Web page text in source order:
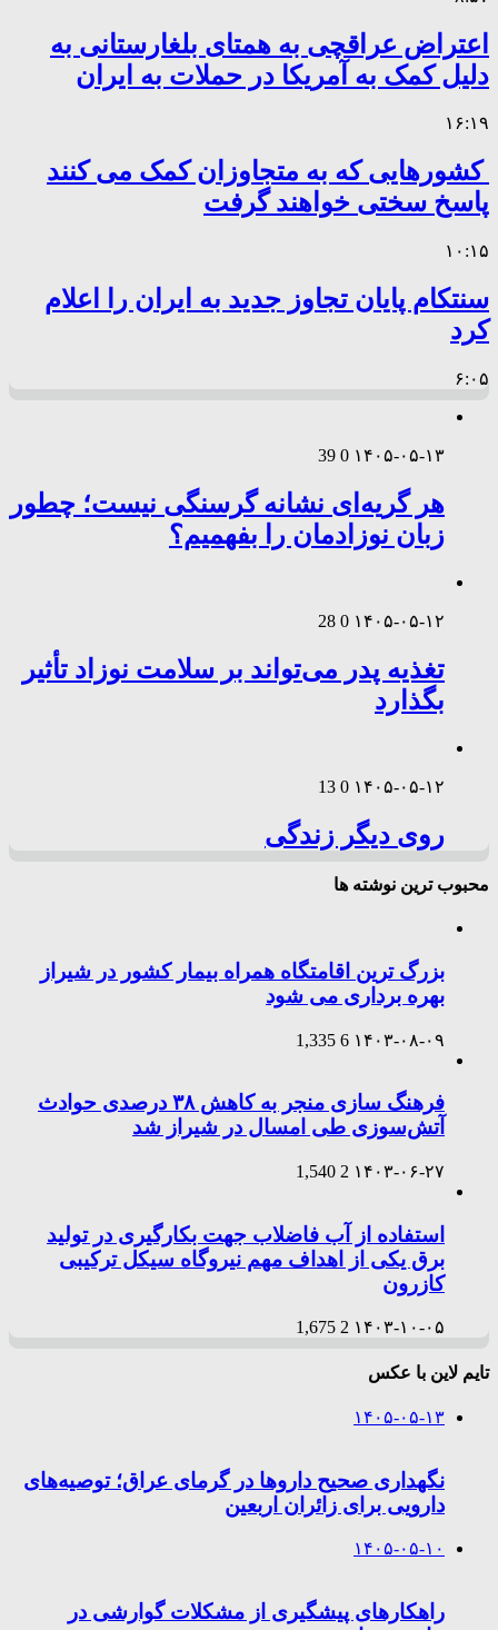
اعتراض عراقچی به همتای بلغارستانی به
دلیل کمک به آمریکا در حملات به ایران
۱۶:۱۹
کشورهایی که به متجاوزان کمک می کنند
پاسخ سختی خواهند گرفت
۱۰:۱۵
سنتکام پایان تجاوز جدید به ایران را اعلام
کرد
۶:۰۵
۱۴۰۵-۰۵-۱۳ 0
39
هر گریه‌ای نشانه گرسنگی نیست؛ چطور
زبان نوزادمان را بفهمیم؟
۱۴۰۵-۰۵-۱۲ 0
28
تغذیه پدر می‌تواند بر سلامت نوزاد تأثیر
بگذارد
۱۴۰۵-۰۵-۱۲ 0
13
روی دیگر زندگی
محبوب ترین نوشته ها
بزرگ ترین اقامتگاه همراه بیمار کشور در شیراز
بهره برداری می شود
۱۴۰۳-۰۸-۰۹ 6
1,335
فرهنگ سازی منجر به کاهش ۳۸ درصدی حوادث
آتش‌سوزی طی امسال در شیراز شد
۱۴۰۳-۰۶-۲۷ 2
1,540
استفاده از آب فاضلاب جهت بکارگیری در تولید
برق یکی از اهداف مهم نیروگاه سیکل ترکیبی
کازرون
۱۴۰۳-۱۰-۰۵ 2
1,675
تایم لاین با عکس
۱۴۰۵-۰۵-۱۳
نگهداری صحیح داروها در گرمای عراق؛ توصیه‌های
دارویی برای زائران اربعین
۱۴۰۵-۰۵-۱۰
راهکارهای پیشگیری از مشکلات گوارشی در